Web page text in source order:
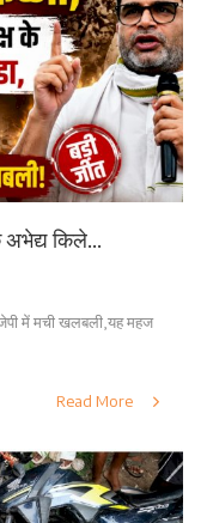
किले...
में मची खलबली,यह महज
Read More